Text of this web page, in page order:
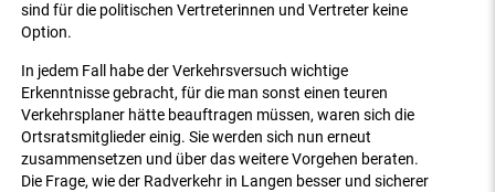
sind für die politischen Vertreterinnen und Vertreter keine
Option.
In jedem Fall habe der Verkehrsversuch wichtige
Erkenntnisse gebracht, für die man sonst einen teuren
Verkehrsplaner hätte beauftragen müssen, waren sich die
Ortsratsmitglieder einig. Sie werden sich nun erneut
zusammensetzen und über das weitere Vorgehen beraten.
Die Frage, wie der Radverkehr in Langen besser und sicherer